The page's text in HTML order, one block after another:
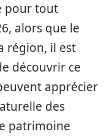
pour tout
alors que le
région, il est
découvrir ce
apprécier
des
patrimoine